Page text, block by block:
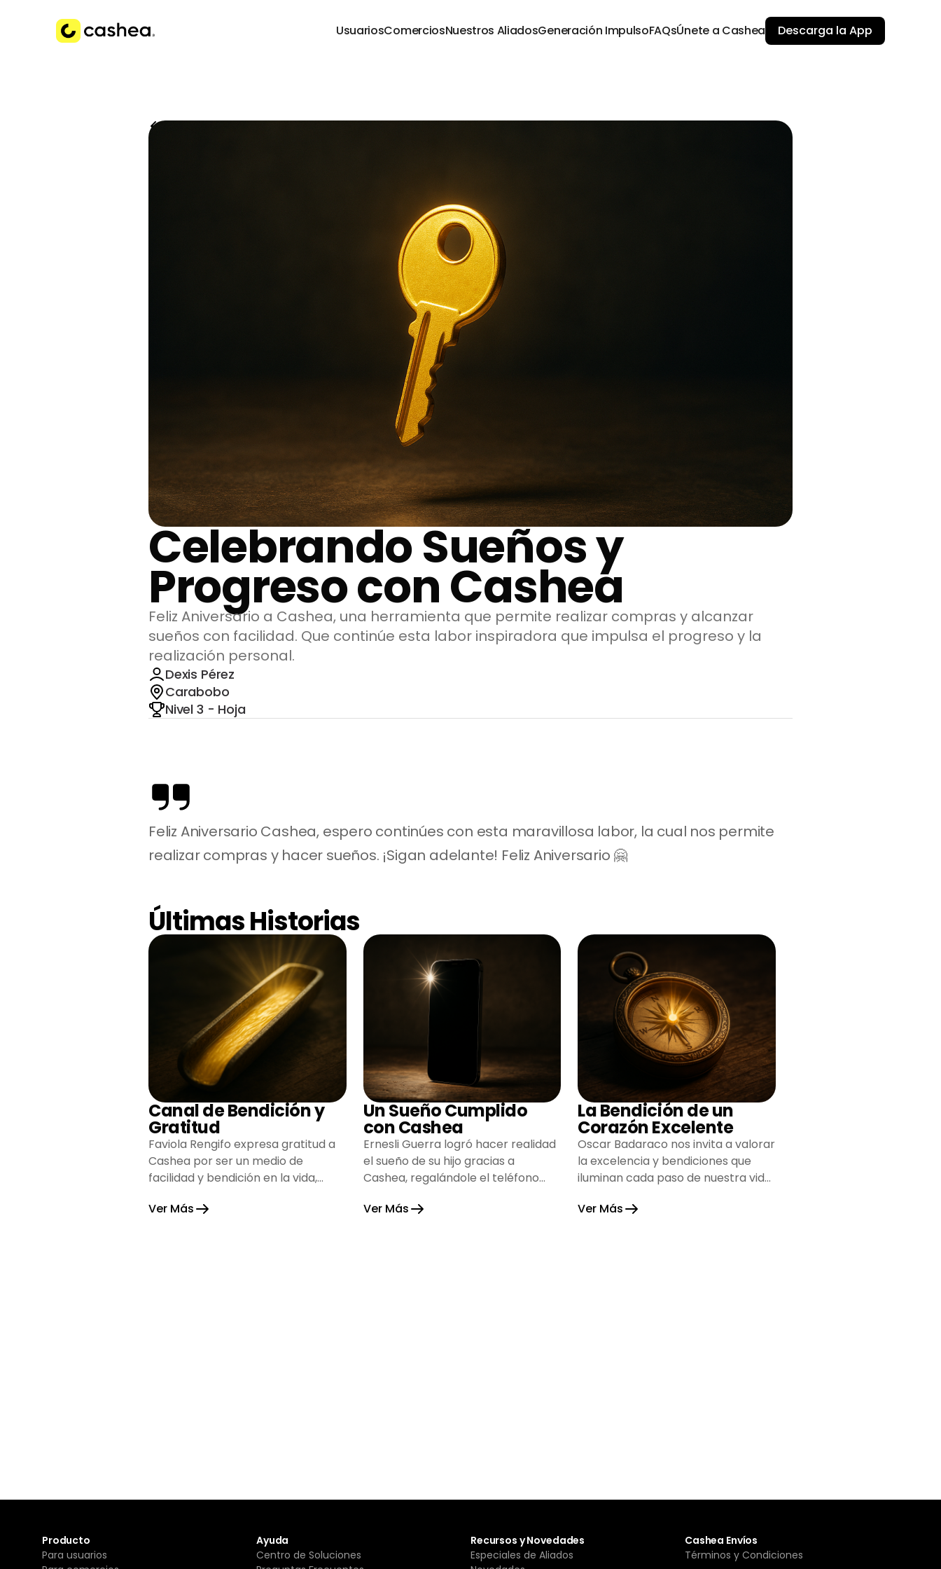
UsuariosComerciosNuestros AliadosGeneración ImpulsoFAQsÚnete a Cashea Descarga la App
Volver a Historias
Celebrando Sueños y
Progreso con Cashea
Feliz Aniversario a Cashea, una herramienta que permite realizar compras y alcanzar
sueños con facilidad. Que continúe esta labor inspiradora que impulsa el progreso y la
realización personal.
Dexis Pérez
Carabobo
Nivel 3 - Hoja
Feliz Aniversario Cashea, espero continúes con esta maravillosa labor, la cual nos permite
realizar compras y hacer sueños. ¡Sigan adelante! Feliz Aniversario 🤗
Últimas Historias
Canal de Bendición y
Gratitud
Faviola Rengifo expresa gratitud a
Cashea por ser un medio de
facilidad y bendición en la vida,
esperanza.
Ver Más
Un Sueño Cumplido
con Cashea
Ernesli Guerra logró hacer realidad
el sueño de su hijo gracias a
Cashea, regalándole el teléfono
alegría su hogar.
Ver Más
La Bendición de un
Corazón Excelente
Oscar Badaraco nos invita a valorar
la excelencia y bendiciones que
iluminan cada paso de nuestra vida,
gratitud y fortaleza.
Ver Más
Producto
Para usuarios
Ayuda
Centro de Soluciones
Recursos y Novedades
Especiales de Aliados
Cashea Envíos
Términos y Condiciones